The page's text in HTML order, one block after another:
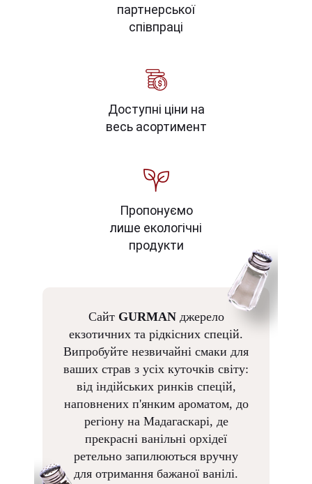
партнерської
співпраці
Доступні ціни на
весь асортимент
Пропонуємо
лише екологічні
продукти
Сайт GURMANджерело
екзотичних та рідкісних спецій.
Випробуйте незвичайні смаки для
ваших страв з усіх куточків світу:
від індійських ринків спецій,
наповнених п'янким ароматом, до
регіону на Мадагаскарі, де
прекрасні ванільні орхідеї
ретельно запилюються вручну
для отримання бажаної ванілі.